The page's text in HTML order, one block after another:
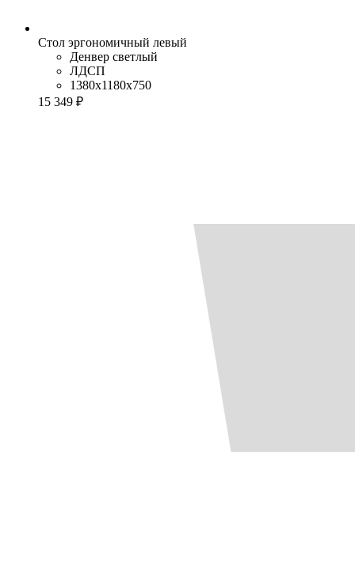
Стол эргономичный левый
Денвер светлый
ЛДСП
1380x1180x750
15 349 ₽